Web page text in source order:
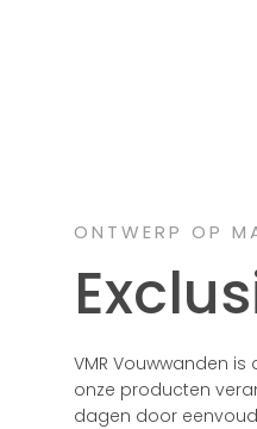
ONTWERP OP
VMR Vouwwanden
onze producten
dagen door